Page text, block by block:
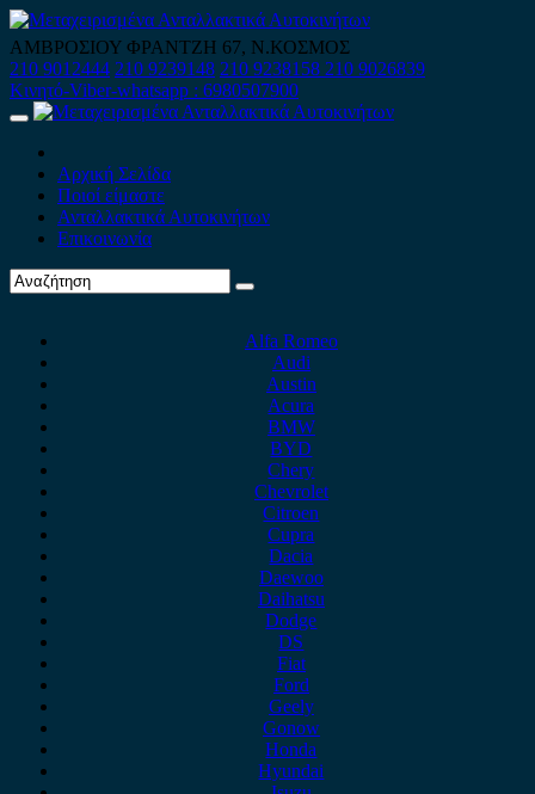
Skip
to
content
ΑΜΒΡΟΣΙΟΥ ΦΡΑΝΤΖΗ 67, Ν.ΚΟΣΜΟΣ
210 9012444 210 9239148 210 9238158 210 9026839
Κινητό-Viber-whatsapp : 6980507900
Primary
Αρχική Σελίδα
Ποιοί είμαστε
Ανταλλακτικά Αυτοκινήτων
Επικοινωνία
Alfa Romeo
Audi
Austin
Acura
BMW
BYD
Chery
Chevrolet
Citroen
Cupra
Dacia
Daewoo
Daihatsu
Dodge
DS
Fiat
Ford
Geely
Gonow
Honda
Hyundai